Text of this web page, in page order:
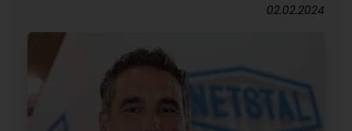
02.02.2024